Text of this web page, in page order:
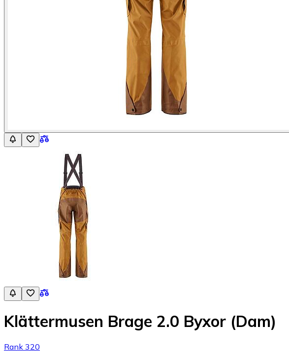
Klättermusen Brage 2.0 Byxor (Dam)
Rank 320